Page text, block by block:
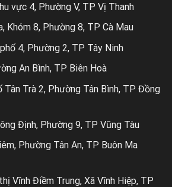
vực 4, Phường V, TP Vị Thanh
Khóm 8, Phường 8, TP Cà Mau
4, Phường 2, TP Tây Ninh
An Bình, TP Biên Hoà
Tân Trà 2, Phường Tân Bình, TP Đồng
Định, Phường 9, TP Vũng Tàu
Phường Tân An, TP Buôn Ma
Vĩnh Điềm Trung, Xã Vĩnh Hiệp, TP